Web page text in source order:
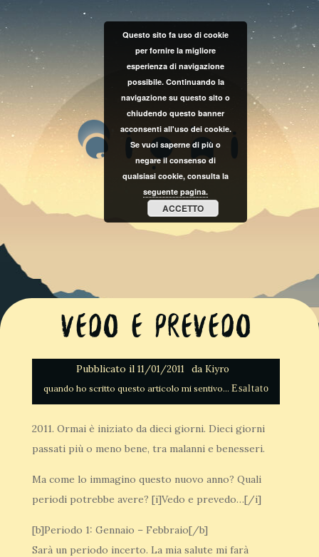
Vedo e Prevedo
Pubblicato il 11/01/2011 da Kiyro
Esaltato
2011. Ormai è iniziato da dieci giorni. Dieci giorni
passati più o meno bene, tra malanni e benesseri.
Ma come lo immagino questo nuovo anno? Quali
periodi potrebbe avere? [i]Vedo e prevedo…[/i]
[b]Periodo 1: Gennaio – Febbraio[/b]
Sarà un periodo incerto. La mia salute mi farà
Questo sito fa uso di cookie
per fornire la migliore
esperienza di navigazione
possibile. Continuando la
navigazione su questo sito o
chiudendo questo banner
acconsenti all'uso dei cookie.
Se vuoi saperne di più o
negare il consenso di
qualsiasi cookie, consulta la
seguente pagina.
ACCETTO